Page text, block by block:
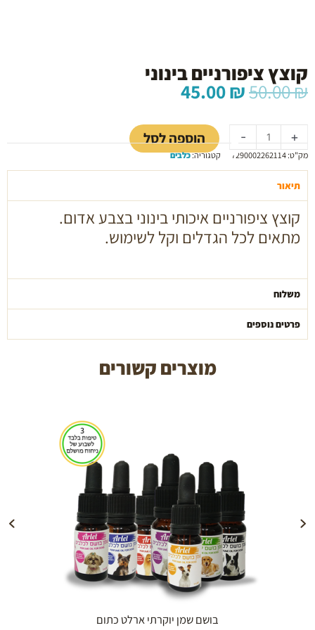
קוצץ ציפורניים בינוני
50.00₪ המחיר
המקורי
היה:
50.00 ₪.
45.00₪ המחיר
הוא:
45.00 ₪. -
של
קוצץ
ציפורניים
בינוני
+ הוספה לסל
מק"ט:7290002262114 קטגוריה:כלבים
תיאור
קוצץ ציפורניים איכותי בינוני בצבע אדום.
מתאים לכל הגדלים וקל לשימוש.
משלוח
פרטים נוספים
מוצרים קשורים
הוספה לעגלה
בושם שמן יוקרתי ארלט כתום